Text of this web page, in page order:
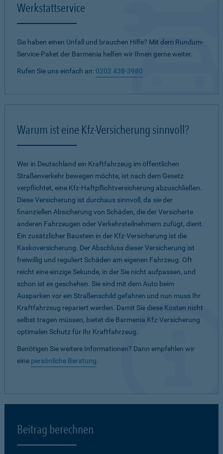
Werkstattservice
Sie haben einen Unfall und brauchen Hilfe? Mit dem Rundum-
Service-Paket der Barmenia helfen wir Ihnen gerne weiter.
Rufen Sie uns einfach an: 0202 438-3980
Warum ist eine Kfz-Versicherung sinnvoll?
Wer in Deutschland ein Kraftfahrzeug im öffentlichen
Straßenverkehr bewegen möchte, ist nach dem Gesetz
verpflichtet, eine Kfz-Haftpflichtversicherung abzuschließen.
Diese Versicherung ist durchaus sinnvoll, da sie der
finanziellen Absicherung von Schäden, die der Versicherte
anderen Fahrzeugen oder Verkehrsteilnehmern zufügt, dient.
Ein zusätzlicher Baustein in der Kfz-Versicherung ist die
Kaskoversicherung. Der Abschluss dieser Versicherung ist
freiwillig und reguliert Schäden am eigenen Fahrzeug. Oft
reicht eine einzige Sekunde, in der Sie nicht aufpassen, und
schon ist es geschehen. Sie sind mit dem Auto beim
Ausparken vor ein Straßenschild gefahren und nun muss Ihr
Kraftfahrzeug repariert werden. Damit Sie diese Kosten nicht
selbst tragen müssen, bietet die Barmenia Kfz-Versicherung
optimalen Schutz für Ihr Kraftfahrzeug.
Benötigen Sie weitere Informationen? Dann empfehlen wir
eine persönliche Beratung.
Beitrag berechnen